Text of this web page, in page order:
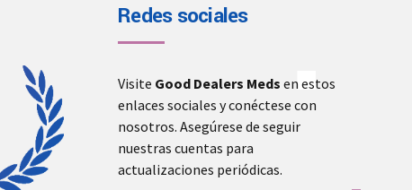
Redes sociales
Visite Good Dealers Meds en estos
enlaces sociales y conéctese con
nosotros. Asegúrese de seguir
nuestras cuentas para
actualizaciones periódicas.